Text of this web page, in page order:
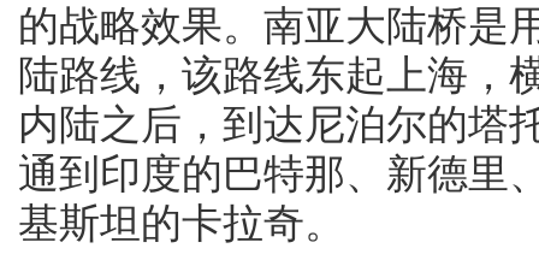
的战略效果。南亚大陆桥是
陆路线，该路线东起上海，
内陆之后，到达尼泊尔的塔
通到印度的巴特那、新德里
基斯坦的卡拉奇。